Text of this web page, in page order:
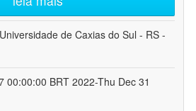
Universidade de Caxias do Sul - RS -
00:00:00 BRT 2022-Thu Dec 31